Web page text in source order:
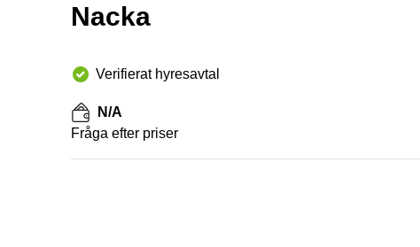
Nacka
Verifierat hyresavtal
N/A
Fråga efter priser